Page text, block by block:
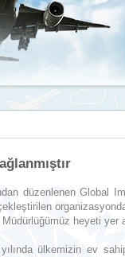
düzenlenen Global
heyeti yer
ülkemizin ev